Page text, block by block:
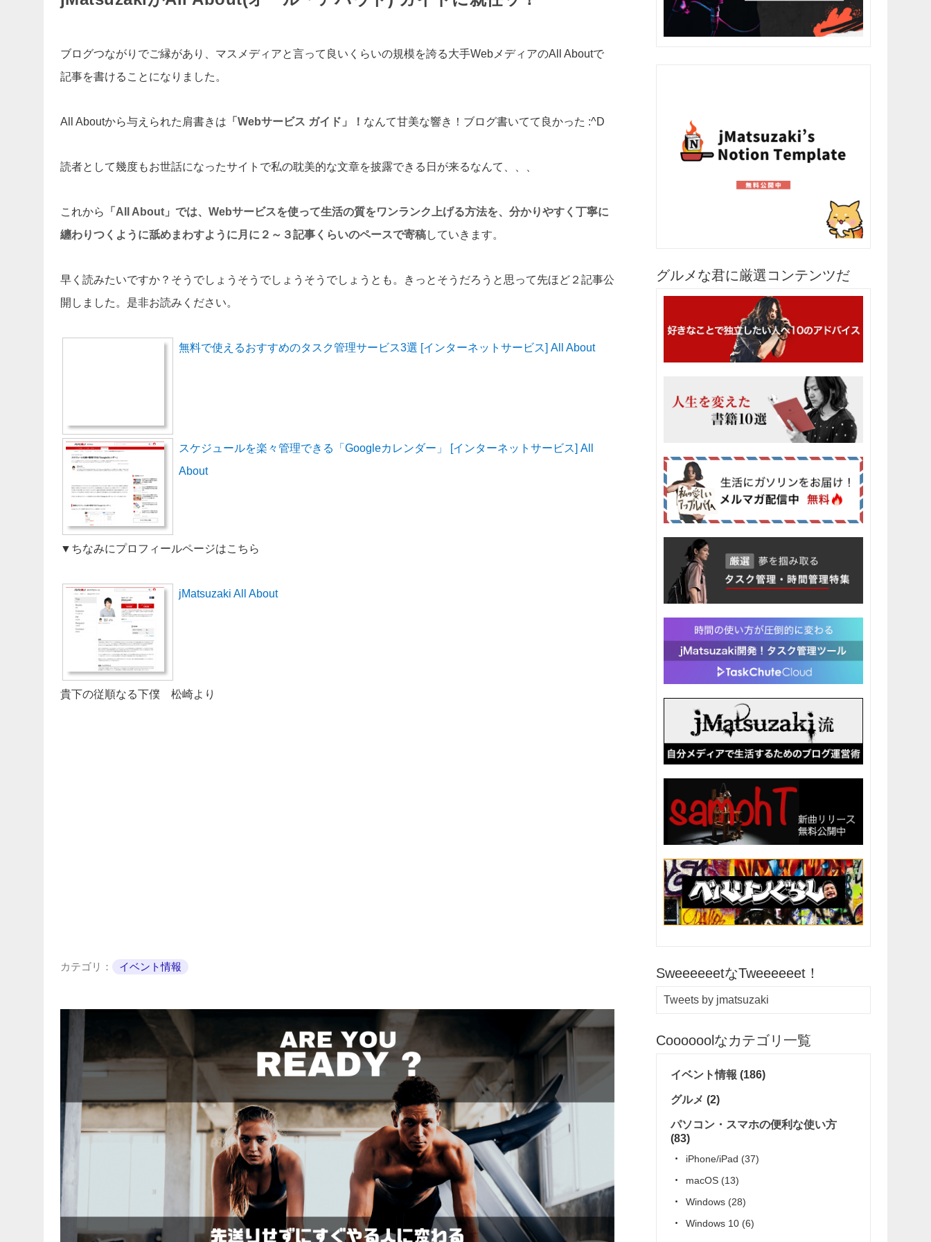
ブログつながりでご縁があり、マスメディアと言って良いくらいの規模を誇る大手WebメディアのAll Aboutで
記事を書けることになりました。
All Aboutから与えられた肩書きは 「Webサービス ガイド」！ なんて甘美な響き！ブログ書いてて良かった :^D
読者として幾度もお世話になったサイトで私の耽美的な文章を披露できる日が来るなんて、、、
これから
「All About」では、Webサービスを使って生活の質をワンランク上げる方法を、分かりやすく丁寧に
纏わりつくように舐めまわすように月に２～３記事くらいのペースで寄稿していきます。
早く読みたいですか？そうでしょうそうでしょうそうでしょうとも。きっとそうだろうと思って先ほど２記事公
開しました。是非お読みください。
無料で使えるおすすめのタスク管理サービス3選 [インターネットサービス] All About
スケジュールを楽々管理できる「Googleカレンダー」 [インターネットサービス] All
About
▼ちなみにプロフィールページはこちら
jMatsuzaki All About
貴下の従順なる下僕 松崎より
カテゴリ： イベント情報
グルメな君に厳選コンテンツだ
SweeeeeetなTweeeeeet！
Tweets by jmatsuzaki
Coooooolなカテゴリ一覧
イベント情報 (186)
グルメ (2)
パソコン・スマホの便利な使い方
(83)
iPhone/iPad (37)
macOS (13)
Windows (28)
Windows 10 (6)